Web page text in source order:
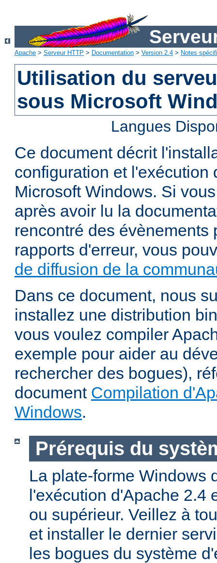
Apache > Serveur HTTP > Documentation > Version 2.4 > Notes
Utilisation du
sous Microsoft
Langues
Ce document décrit
configuration et l'exécution
Microsoft Windows. Si
après avoir lu la
rencontré des évènements
rapports d'erreur, vous
de diffusion de la
Dans ce document, nous
installez une distribution
vous voulez compiler
exemple pour aider au
rechercher des bogues),
document Compilation
Windows.
Prérequis du
La plate-forme Windows
l'exécution d'Apache 2.4
ou supérieur. Veillez à
et installer le dernier
les bogues du système